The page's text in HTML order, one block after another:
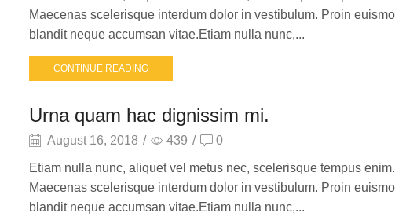
Maecenas scelerisque interdum dolor in vestibulum. Proin
blandit neque accumsan vitae.Etiam nulla nunc,...
CONTINUE READING
Urna quam hac dignissim mi.
August 16, 2018 / 439 / 0
Etiam nulla nunc, aliquet vel metus nec, scelerisque tempus
Maecenas scelerisque interdum dolor in vestibulum. Proin
blandit neque accumsan vitae.Etiam nulla nunc,...